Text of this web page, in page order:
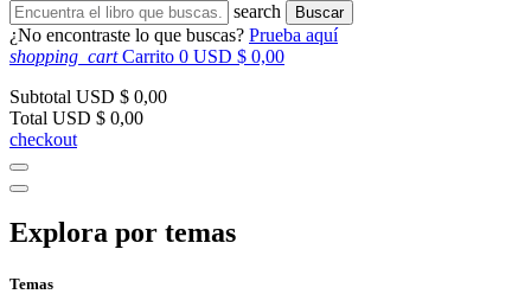
search
Buscar
¿No encontraste lo que buscas? Prueba aquí
shopping_cart Carrito 0 USD $ 0,00
Subtotal USD $ 0,00
Total USD $ 0,00
checkout
Explora por temas
Temas